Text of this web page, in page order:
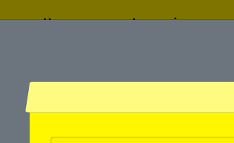
Home
Lesen sie